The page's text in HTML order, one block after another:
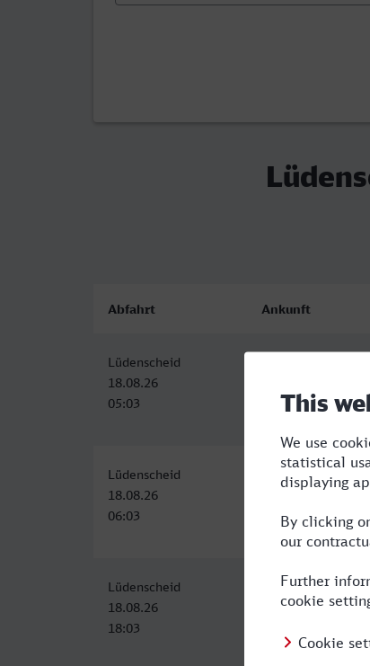
Abfahrt Ankunft
Lüdenscheid
18.08.26
05:03
10:01
Lüdenscheid
18.08.26
06:03
Heilbronn Hbf
18.08.26
11:01
Lüdenscheid
18.08.26
18:03
Heilbronn Hbf
18.08.26